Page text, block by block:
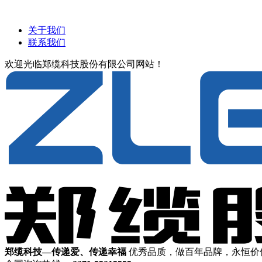
关于我们
联系我们
欢迎光临郑缆科技股份有限公司网站！
郑缆科技—传递爱、传递幸福 优秀品质，做百年品牌，永恒价